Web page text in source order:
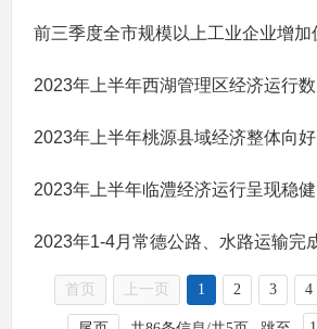
2023年上半年桃源县域经济整体向好
首页 上一页 1 2 3 4